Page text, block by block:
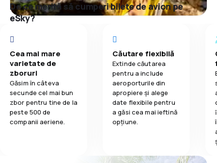
De ce merită să cumperi bilete de avion pe
eSky?
Cea mai mare
varietate de
zboruri
Găsim în câteva
secunde cel mai bun
zbor pentru tine de la
peste 500 de
companii aeriene.
Căutare flexibilă
Extinde căutarea
pentru a include
aeroporturile din
apropiere și alege
date flexibile pentru
a găsi cea mai ieftină
opțiune.